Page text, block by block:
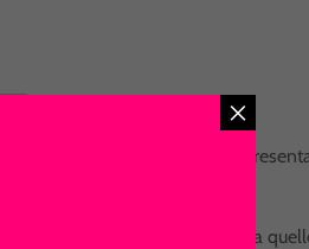
essere perfettamente
dimensioni possono differire da